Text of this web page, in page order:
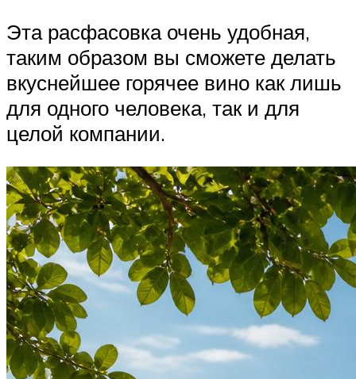
Эта расфасовка очень удобная,
таким образом вы сможете делать
вкуснейшее горячее вино как лишь
для одного человека, так и для
целой компании.